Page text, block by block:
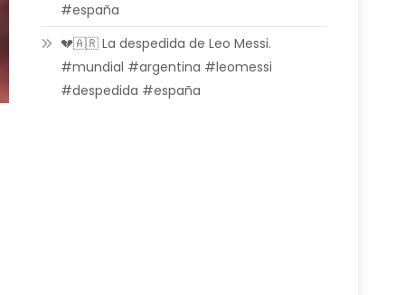
#españa
💔🇦🇷 La despedida de Leo Messi.
#mundial #argentina #leomessi
#despedida #españa